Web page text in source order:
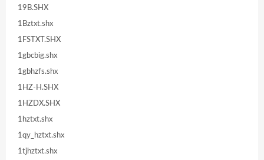
19B.SHX
1Bztxt.shx
1FSTXT.SHX
1gbcbig.shx
1gbhzfs.shx
1HZ-H.SHX
1HZDX.SHX
1hztxt.shx
1qy_hztxt.shx
1tjhztxt.shx